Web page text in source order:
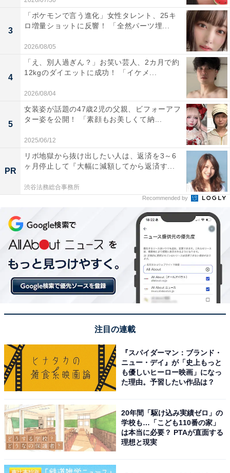
3
「ポケモンで言う進化」女性タレント、25キ
ロ増量ショットに反響！ 「全然パーツ埋...
2026/08/05
4
「え、別人過ぎん？」お笑い芸人、2カ月で約
12kgのダイエットに成功！ 「イケメ...
2026/08/04
5
女装姿が話題の47歳2児の父親、ビフォーアフ
ター姿を公開！ 「素顔もお美しくて納...
2025/06/12
PR
リボ地獄から抜け出したい人は、返済を3～6
ヶ月停止して『大幅に減額してから返済す...
渋谷法務総合事務所
Recommended by
注目の連載
『スパイダーマン：ブランド・
ニュー・デイ』が「史上もっと
も優しいヒーロー映画」になっ
た理由。予習したい作品は？
20年間「駆け込み実績ゼロ」の
学校も…「こども110番の家」
は本当に必要？ PTAが直面する
理想と現実